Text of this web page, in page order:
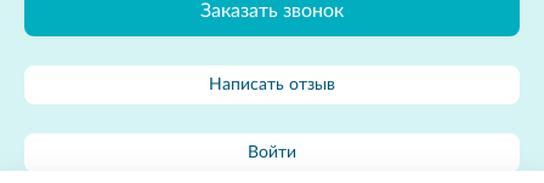
Заказать звонок
Написать отзыв
Войти